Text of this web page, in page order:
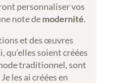
personnaliser vos
note demodernité.
et des œuvres
qu’elles soient créées
traditionnel, sont
les ai créées en